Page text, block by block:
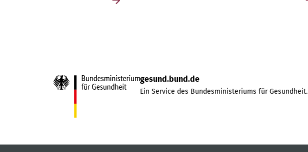
gesund.bund.de
Ein Service des Bundesministeriums für Gesundheit.